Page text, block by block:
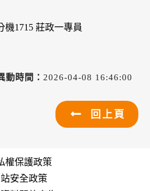
機1715 莊政一專員
動時間： 2026-04-08 16:46:00
回上頁
權保護政策
安全政策